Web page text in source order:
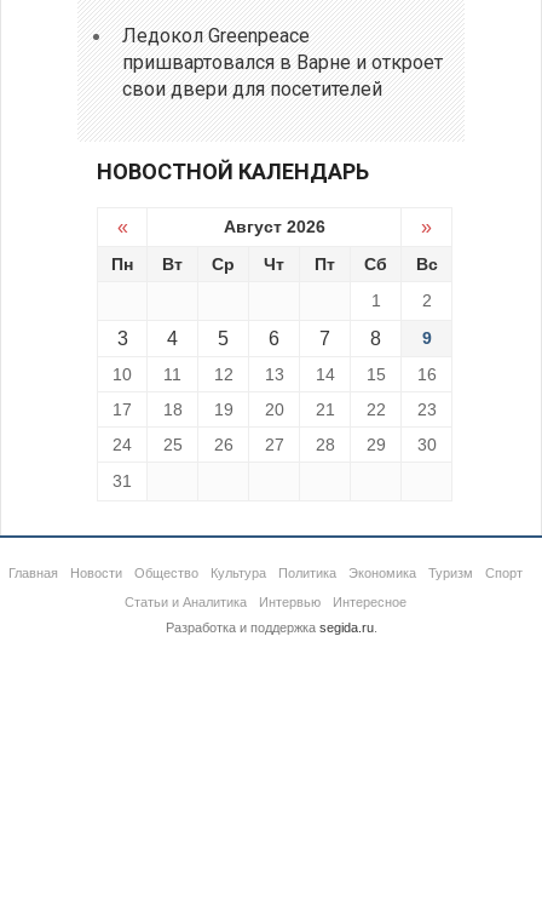
Ледокол Greenpeace
пришвартовался в Варне и откроет
свои двери для посетителей
НОВОСТНОЙ КАЛЕНДАРЬ
« Август 2026 »
Пн Вт Ср Чт Пт Сб
Вс
1
2
3 4 5 6 7 8
9
10
11 12 13 14 15
16
17
18 19 20 21 22
23
24
25 26 27 28 29
30
31
Главная Новости Общество Культура Политика Экономика Туризм
Спорт
Статьи и Аналитика
Интервью
Интересное
Разработка и поддержка segida.ru.